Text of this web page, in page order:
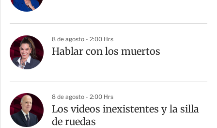
8 de agosto - 2:00 Hrs
Hablar con los muertos
8 de agosto - 2:00 Hrs
Los videos inexistentes y la silla
de ruedas